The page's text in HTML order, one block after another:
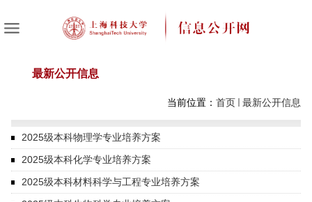
最新公开信息
当前位置： 首页 最新公开信息
2025级本科物理学专业培养方案
2025级本科化学专业培养方案
2025级本科材料科学与工程专业培养方案